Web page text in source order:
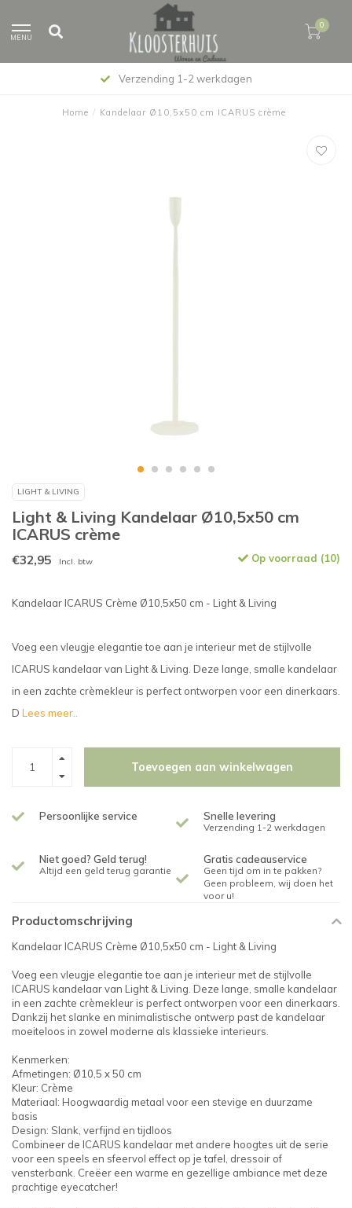
MENU
0
Verzending 1-2 werkdagen
Home / Kandelaar Ø10,5x50 cm ICARUS crème
LIGHT & LIVING
Light & Living Kandelaar Ø10,5x50 cm
ICARUS crème
€32,95 Incl. btw Op voorraad (10)
Kandelaar ICARUS Crème Ø10,5x50 cm - Light & Living
Voeg een vleugje elegantie toe aan je interieur met de stijlvolle
ICARUS kandelaar van Light & Living. Deze lange, smalle kandelaar
in een zachte crèmekleur is perfect ontworpen voor een dinerkaars.
D Lees meer..
Toevoegen aan winkelwagen
Persoonlijke service Snelle levering
Verzending 1-2 werkdagen
Niet goed? Geld terug!
Altijd een geld terug garantie
Gratis cadeauservice
Geen tijd om in te pakken?
Geen probleem, wij doen het
voor u!
Productomschrijving
Kandelaar ICARUS Crème Ø10,5x50 cm - Light & Living
Voeg een vleugje elegantie toe aan je interieur met de stijlvolle
ICARUS kandelaar van Light & Living. Deze lange, smalle kandelaar
in een zachte crèmekleur is perfect ontworpen voor een dinerkaars.
Dankzij het slanke en minimalistische ontwerp past de kandelaar
moeiteloos in zowel moderne als klassieke interieurs.
Kenmerken:
Afmetingen: Ø10,5 x 50 cm
Kleur: Crème
Materiaal: Hoogwaardig metaal voor een stevige en duurzame
basis
Design: Slank, verfijnd en tijdloos
Combineer de ICARUS kandelaar met andere hoogtes uit de serie
voor een speels en sfeervol effect op je tafel, dressoir of
vensterbank. Creëer een warme en gezellige ambiance met deze
prachtige eyecatcher!